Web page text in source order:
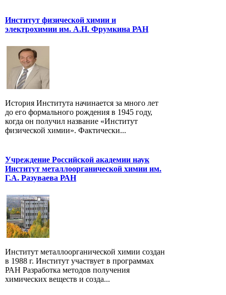
Институт физической химии и
электрохимии им. А.Н. Фрумкина РАН
История Института начинается за много лет
до его формального рождения в 1945 году,
когда он получил название «Институт
физической химии». Фактически...
Учреждение Российской академии наук
Институт металлоорганической химии им.
Г.А. Разуваева РАН
Институт металлоорганической химии создан
в 1988 г. Институт участвует в программах
РАН Разработка методов получения
химических веществ и созда...